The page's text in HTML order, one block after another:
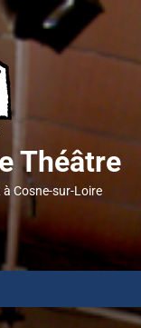
Théâtre
Cosne-sur-Loire